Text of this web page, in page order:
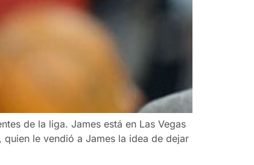
de la liga. James está en Las Vegas
le vendió a James la idea de dejar